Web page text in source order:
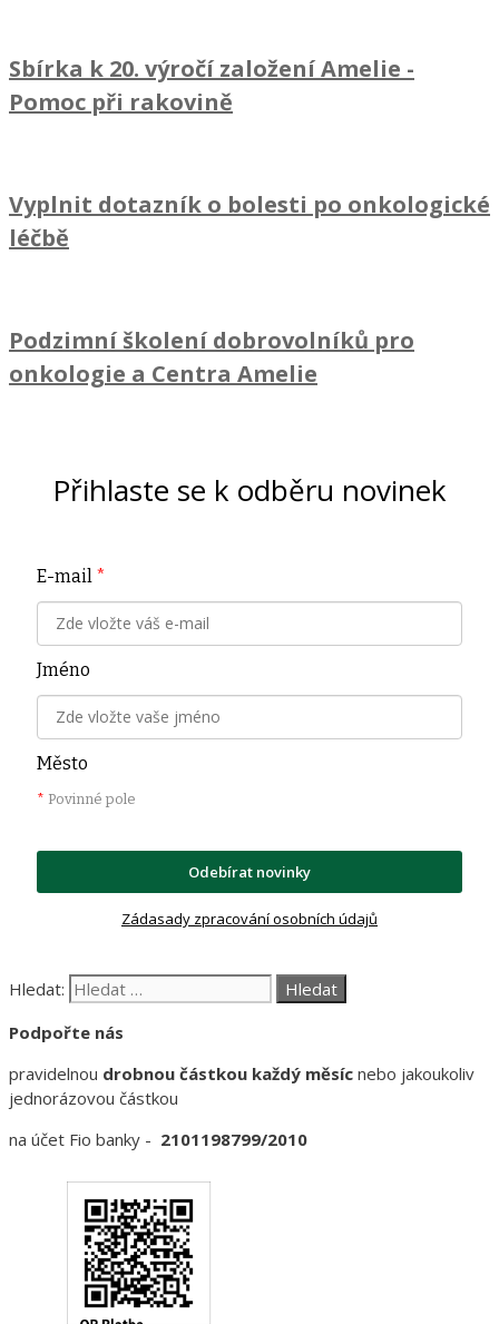
Sbírka k 20. výročí založení Amelie -
Pomoc při rakovině
Vyplnit dotazník o bolesti po onkologické
léčbě
Podzimní školení dobrovolníků pro
onkologie a Centra Amelie
Přihlaste se k odběru novinek
E-mail *
Jméno
Město
* Povinné pole
Odebírat novinky
Zádasady zpracování osobních údajů
Hledat:
Podpořte nás
pravidelnou drobnou částkou každý měsíc nebo jakoukoliv
jednorázovou částkou
na účet Fio banky - 2101198799/2010